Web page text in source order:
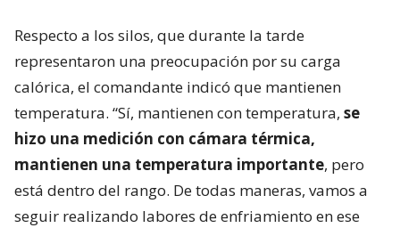
Respecto a los silos, que durante la tarde
representaron una preocupación por su carga
calórica, el comandante indicó que mantienen
temperatura. “Sí, mantienen con temperatura, se
hizo una medición con cámara térmica,
mantienen una temperatura importante, pero
está dentro del rango. De todas maneras, vamos a
seguir realizando labores de enfriamiento en ese